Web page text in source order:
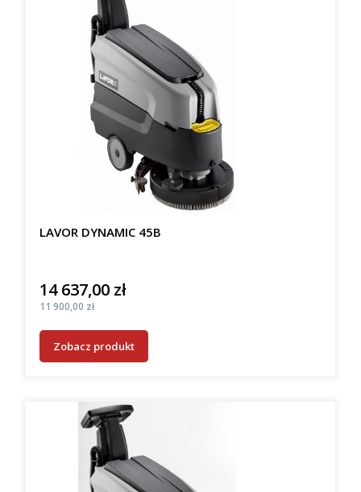
LAVOR DYNAMIC 45B
Cena
14 637,00 zł
Cena
11 900,00 zł
Zobacz produkt